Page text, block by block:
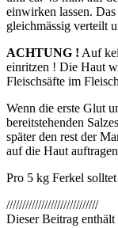
einwirken lassen.
gleichmässig verteilt
ACHTUNG ! Auf
einritzen ! Die Haut
Fleischsäfte im
Wenn die erste Glut
bereitstehenden
später den rest der
auf die Haut
Pro 5 kg Ferkel
/////////////////////////////
Dieser Beitrag